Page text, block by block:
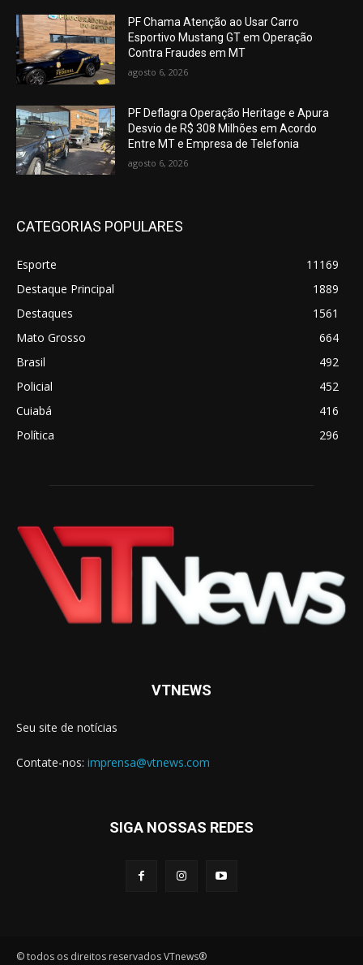
PF Chama Atenção ao Usar Carro
Esportivo Mustang GT em Operação
Contra Fraudes em MT
agosto 6, 2026
PF Deflagra Operação Heritage e Apura
Desvio de R$ 308 Milhões em Acordo
Entre MT e Empresa de Telefonia
agosto 6, 2026
CATEGORIAS POPULARES
Esporte
11169
Destaque Principal
1889
Destaques
1561
Mato Grosso
664
Brasil
492
Policial
452
Cuiabá
416
Política
296
VTNEWS
Seu site de notícias
Contate-nos: imprensa@vtnews.com
SIGA NOSSAS REDES
© todos os direitos reservados VTnews®